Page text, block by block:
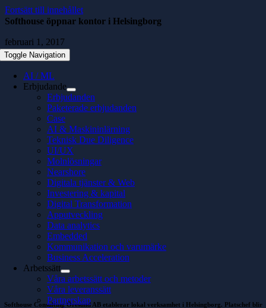
Fortsätt till innehållet
Toggle Navigation
AI / ML
Erbjudande
Erbjudanden
Paketerade erbjudanden
Case
AI & Maskininlärning
Teknisk Due Diligence
UI/UX
Molnlösningar
Nearshore
Digitala tjänster & Web
Investering & kapital
Digital Transformation
Apputveckling
Data analytics
Embedded
Kommunikation och varumärke
Business Acceleration
Arbetssätt
Våra arbetssätt och metoder
Våra leveranssätt
Partnerskap
Softhouse öppnar kontor i Helsingborg
februari 1, 2017
Softhouse Consulting Öresund AB etablerar lokal verksamhet i Helsingborg. Platschef blir